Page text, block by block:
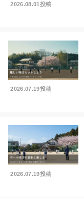
2026.08.01投稿
2026.07.19投稿
2026.07.19投稿